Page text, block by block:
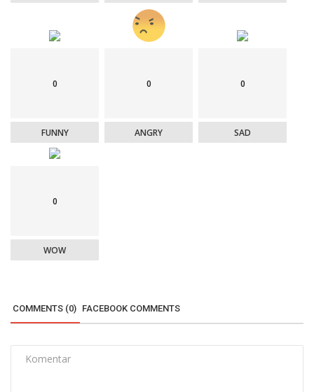
0
FUNNY
0
ANGRY
0
SAD
0
WOW
COMMENTS (0) FACEBOOK COMMENTS